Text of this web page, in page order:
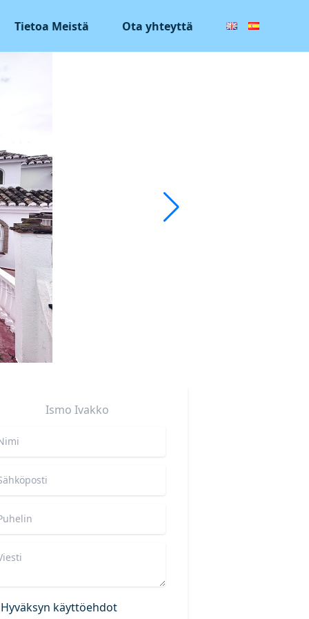
Tietoa Meistä Ota yhteyttä
Ismo Ivakko
Hyväksyn käyttöehdot